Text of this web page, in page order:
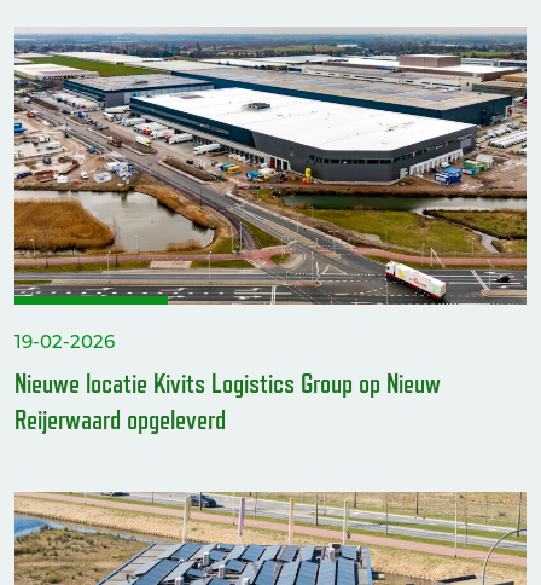
19-02-2026
Nieuwe locatie Kivits Logistics Group op Nieuw
Reijerwaard opgeleverd